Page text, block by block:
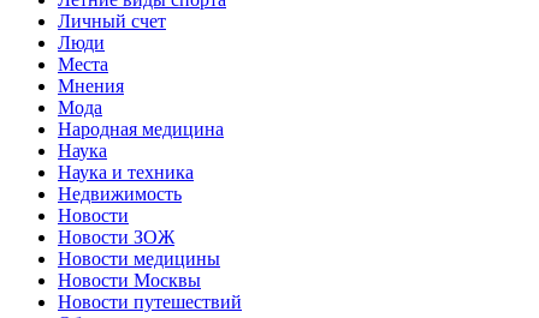
Личный счет
Люди
Места
Мнения
Мода
Народная медицина
Наука
Наука и техника
Недвижимость
Новости
Новости ЗОЖ
Новости медицины
Новости Москвы
Новости путешествий